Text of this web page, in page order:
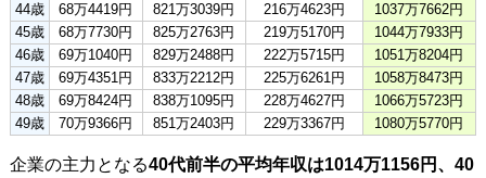
44歳
68万4419円 821万3039円 216万4623円
1037万7662円
45歳
68万7730円 825万2763円 219万5170円
1044万7933円
46歳
69万1040円 829万2488円 222万5715円
1051万8204円
47歳
69万4351円 833万2212円 225万6261円
1058万8473円
48歳
69万8424円 838万1095円 228万4627円
1066万5723円
49歳
70万9366円 851万2403円 229万3367円 1080万5770円
企業の主力となる40代前半の平均年収は1014万1156円、40